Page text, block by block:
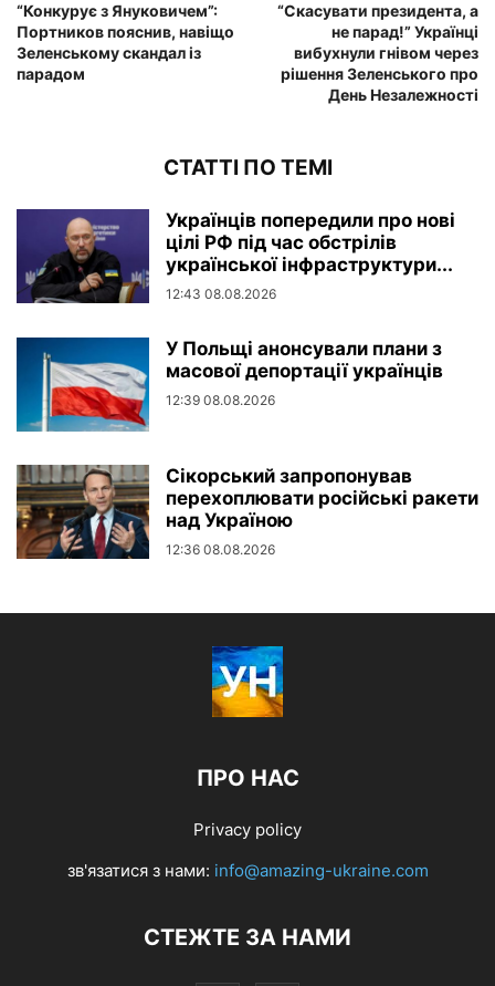
“Конкурує з Януковичем”:
Портников пояснив, навіщо
Зеленському скандал із
парадом
“Скасувати президента, а
не парад!” Українці
вибухнули гнівом через
рішення Зеленського про
День Незалежності
СТАТТІ ПО ТЕМІ
Українців попередили про нові
цілі РФ під час обстрілів
української інфраструктури...
12:43 08.08.2026
У Польщі анонсували плани з
масової депортації українців
12:39 08.08.2026
Сікорський запропонував
перехоплювати російські ракети
над Україною
12:36 08.08.2026
ПРО НАС
Privacy policy
зв'язатися з нами: info@amazing-ukraine.com
СТЕЖТЕ ЗА НАМИ